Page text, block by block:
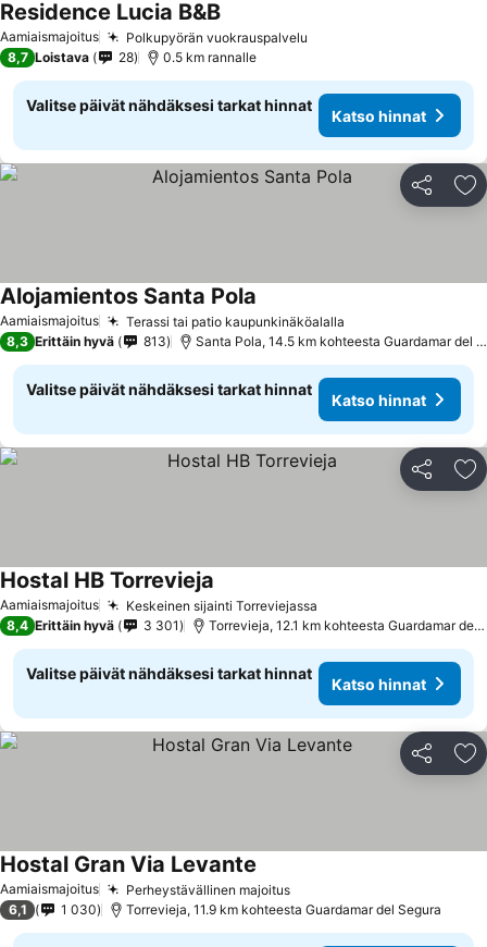
Aamiaismajoitus Polkupyörän vuokrauspalvelu
Residence Lucia B&B
8,7 Loistava 28 0.5 km rannalle
Valitse päivät nähdäksesi tarkat hinnat
Katso hinnat
Jaa
Aamiaismajoitus Terassi tai patio kaupunkinäköalalla
Alojamientos Santa Pola
8,3 Erittäin hyvä 813 Santa Pola, 14.5 km kohteesta Guardamar del Segura
Valitse päivät nähdäksesi tarkat hinnat
Katso hinnat
Jaa
Aamiaismajoitus Keskeinen sijainti Torreviejassa
Hostal HB Torrevieja
8,4 Erittäin hyvä 3 301 Torrevieja, 12.1 km kohteesta Guardamar del Segura
Valitse päivät nähdäksesi tarkat hinnat
Katso hinnat
Jaa
Aamiaismajoitus Perheystävällinen majoitus
Hostal Gran Via Levante
6,1 1 030 Torrevieja, 11.9 km kohteesta Guardamar del Segura